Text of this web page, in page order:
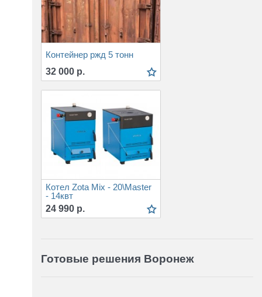
Контейнер ржд 5 тонн
32 000 р.
Котел Zota Mix - 20\Master
- 14квт
24 990 р.
Готовые решения Воронеж